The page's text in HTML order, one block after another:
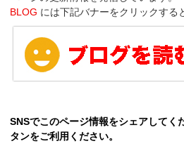
BLOG には下記バナーをクリックする
SNSでこのページ情報をシェアしてく
タンをご利用ください。